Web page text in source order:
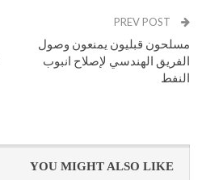
مسلحون قبليون يمنعون وصول
الفريق الهندسي لإصلاح انبوب
النفط
YOU MIGHT ALSO LIKE